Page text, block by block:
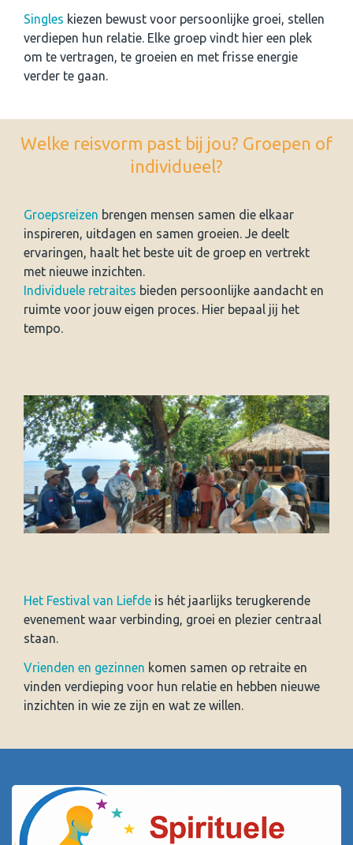
Singles kiezen bewust voor persoonlijke groei, stellen
verdiepen hun relatie. Elke groep vindt hier een plek
om te vertragen, te groeien en met frisse energie
verder te gaan.
Welke reisvorm past bij jou? Groepen of
individueel?
Groepsreizen brengen mensen samen die elkaar
inspireren, uitdagen en samen groeien. Je deelt
ervaringen, haalt het beste uit de groep en vertrekt
met nieuwe inzichten.
Individuele retraites bieden persoonlijke aandacht en
ruimte voor jouw eigen proces. Hier bepaal jij het
tempo.
Het Festival van Liefde is hét jaarlijks terugkerende
evenement waar verbinding, groei en plezier centraal
staan.
Vrienden en gezinnen komen samen op retraite en
vinden verdieping voor hun relatie en hebben nieuwe
inzichten in wie ze zijn en wat ze willen.